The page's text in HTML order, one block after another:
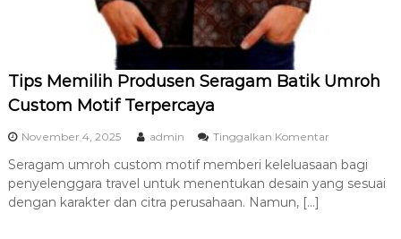
S
e
i
Tips Memilih Produsen Seragam Batik Umroh
Custom Motif Terpercaya
November 4, 2025 admin Tinggalkan Komentarp
d
a
Seragam umroh custom motif memberi keleluasaan bagi
penyelenggara travel untuk menentukan desain yang sesuai
dengan karakter dan citra perusahaan. Namun, […]